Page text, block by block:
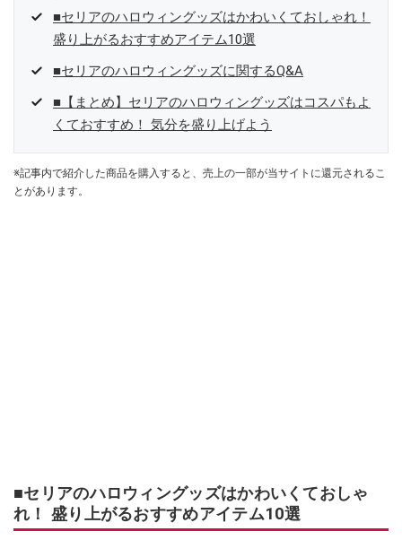
■セリアのハロウィングッズはかわいくておしゃれ！
盛り上がるおすすめアイテム10選
■セリアのハロウィングッズに関するQ&A
■【まとめ】セリアのハロウィングッズはコスパもよ
くておすすめ！ 気分を盛り上げよう
※記事内で紹介した商品を購入すると、売上の一部が当サイトに還元されるこ
とがあります。
■セリアのハロウィングッズはかわいくておしゃ
れ！ 盛り上がるおすすめアイテム10選